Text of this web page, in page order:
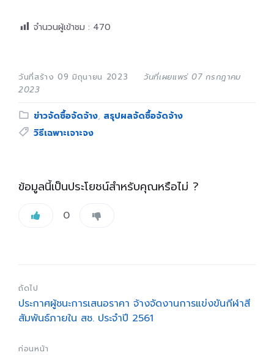
จำนวนผู้เข้าชม : 470
วันที่สร้าง 09 มิถุนายน 2023
วันที่เผยแพร่ 07 กรกฎาคม
2023
Category:
ข่าวจัดซื้อจัดจ้าง, สรุปผลจัดซื้อจัดจ้าง
Tags:
วิธีเฉพาะเจาะจง
ข้อมูลนี้เป็นประโยชน์สำหรับคุณหรือไม่ ?
0
ถัดไป
ประกาศผู้ชนะการเสนอราคา จ้างจัดงานการแข่งขันกีฬาสี
สัมพันธ์ภายใน สช. ประจำปี 2561
ก่อนหน้า